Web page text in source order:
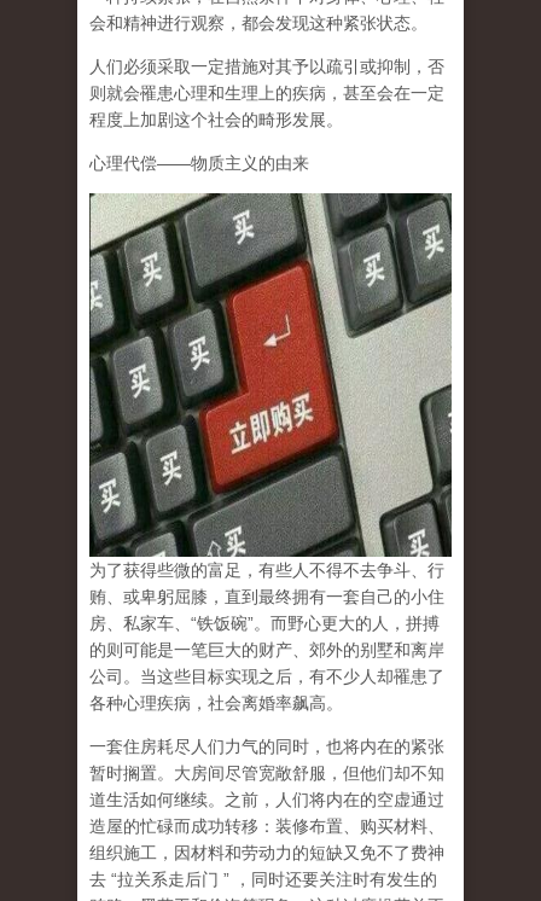
会和精神进行观察，都会发现这种紧张状态。
人们必须采取一定措施对其予以疏引或抑制，否
则就会罹患心理和生理上的疾病，甚至会在一定
程度上加剧这个社会的畸形发展。
心理代偿——物质主义的由来
为了获得些微的富足，有些人不得不去争斗、行
贿、或卑躬屈膝，直到最终拥有一套自己的小住
房、私家车、 “铁饭碗”。而野心更大的人，拼搏
的则可能是一笔巨大的财产、郊外的别墅和离岸
公司。当这些目标实现之后，有不少人却罹患了
各种心理疾病，社会离婚率飙高。
一套住房耗尽人们力气的同时，也将内在的紧张
暂时搁置。大房间尽管宽敞舒服，但他们却不知
道生活如何继续。之前，人们将内在的空虚通过
造屋的忙碌而成功转移：装修布置、购买材料、
组织施工，因材料和劳动力的短缺又免不了费神
去 “拉关系走后门 ”
，同时还要关注时有发生的